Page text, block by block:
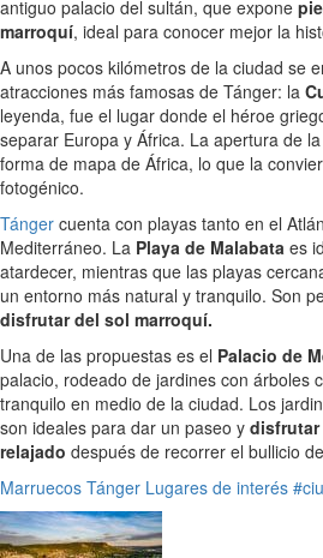
antiguo palacio del sultán, que expone
marroquí, ideal para conocer mejor la
A unos pocos kilómetros de la ciudad se
atracciones más famosas de Tánger: la
leyenda, fue el lugar donde el héroe
separar Europa y África. La apertura de
forma de mapa de África, lo que la
fotogénico.
Tánger cuenta con playas tanto en el
Mediterráneo. La Playa de Malabata es
atardecer, mientras que las playas
un entorno más natural y tranquilo. Son
disfrutar del sol marroquí.
Una de las propuestas es el Palacio de
palacio, rodeado de jardines con árboles
tranquilo en medio de la ciudad. Los
son ideales para dar un paseo y disfrutar
relajado después de recorrer el bullicio
Marruecos Tánger Lugares de interés